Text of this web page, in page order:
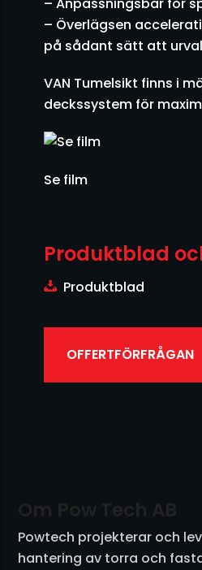
– Överlägsen
på sådant sätt att
VAN Tumelsikt finns i
deckssystem för
Se film
Produktblad
Produktblad
OFFERTFÖRFRÅGAN
Om Pow Tech AB
Powtech projekterar och
hantering av torra och